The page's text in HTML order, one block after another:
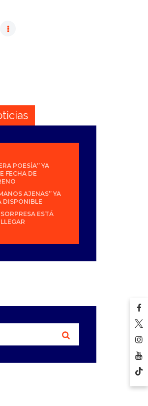
POESÍA” YA
FECHA DE
AJENAS” YA
DISPONIBLE
ESTÁ